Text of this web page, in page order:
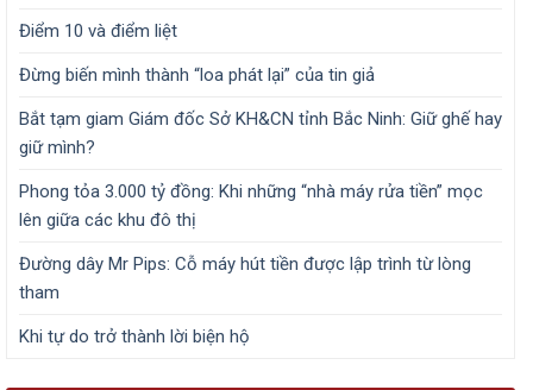
Điểm 10 và điểm liệt
Đừng biến mình thành “loa phát lại” của tin giả
Bắt tạm giam Giám đốc Sở KH&CN tỉnh Bắc Ninh: Giữ ghế hay
giữ mình?
Phong tỏa 3.000 tỷ đồng: Khi những “nhà máy rửa tiền” mọc
lên giữa các khu đô thị
Đường dây Mr Pips: Cỗ máy hút tiền được lập trình từ lòng
tham
Khi tự do trở thành lời biện hộ